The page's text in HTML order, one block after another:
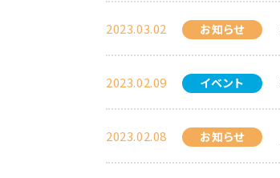
2023.03.02 お知らせ
2023.02.09 イベント
2023.02.08 お知らせ